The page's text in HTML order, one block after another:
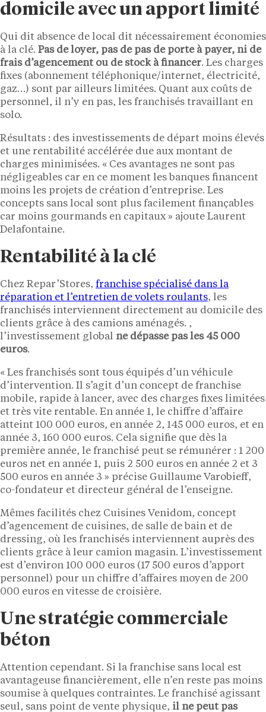
domicile avec un apport limité
Qui dit absence de local dit nécessairement économies
à la clé. Pas de loyer, pas de pas de porte à payer, ni de
frais d’agencement ou de stock à financer. Les charges
fixes (abonnement téléphonique/internet, électricité,
gaz…) sont par ailleurs limitées. Quant aux coûts de
personnel, il n’y en pas, les franchisés travaillant en
solo.
Résultats : des investissements de départ moins élevés
et une rentabilité accélérée due aux montant de
charges minimisées. « Ces avantages ne sont pas
négligeables car en ce moment les banques financent
moins les projets de création d’entreprise. Les
concepts sans local sont plus facilement finançables
car moins gourmands en capitaux » ajoute Laurent
Delafontaine.
Rentabilité à la clé
Chez Repar’Stores, franchise spécialisé dans la
réparation et l’entretien de volets roulants, les
franchisés interviennent directement au domicile des
clients grâce à des camions aménagés. ,
l’investissement global ne dépasse pas les 45 000
euros.
« Les franchisés sont tous équipés d’un véhicule
d’intervention. Il s’agit d’un concept de franchise
mobile, rapide à lancer, avec des charges fixes limitées
et très vite rentable. En année 1, le chiffre d’affaire
atteint 100 000 euros, en année 2, 145 000 euros, et en
année 3, 160 000 euros. Cela signifie que dès la
première année, le franchisé peut se rémunérer : 1 200
euros net en année 1, puis 2 500 euros en année 2 et 3
500 euros en année 3 » précise Guillaume Varobieff,
co-fondateur et directeur général de l’enseigne.
Mêmes facilités chez Cuisines Venidom, concept
d’agencement de cuisines, de salle de bain et de
dressing, où les franchisés interviennent auprès des
clients grâce à leur camion magasin. L’investissement
est d’environ 100 000 euros (17 500 euros d’apport
personnel) pour un chiffre d’affaires moyen de 200
000 euros en vitesse de croisière.
Une stratégie commerciale
béton
Attention cependant. Si la franchise sans local est
avantageuse financièrement, elle n’en reste pas moins
soumise à quelques contraintes. Le franchisé agissant
seul, sans point de vente physique, il ne peut pas